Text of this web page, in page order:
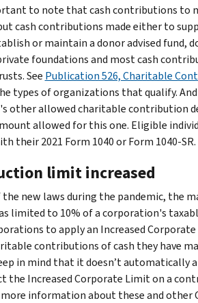
to note that cash contributions to
cash contributions made either to
or maintain a donor advised fund,
foundations and most cash
See Publication 526, Charitable
types of organizations that qualify. And
other allowed charitable contribution
allowed for this one. Eligible
their 2021 Form 1040 or Form 1040-SR.
limit increased
new laws during the pandemic, the
limited to 10% of a corporation's
to apply an Increased
contributions of cash they have
in mind that it doesn’t automatically
the Increased Corporate Limit on a
information about these and other